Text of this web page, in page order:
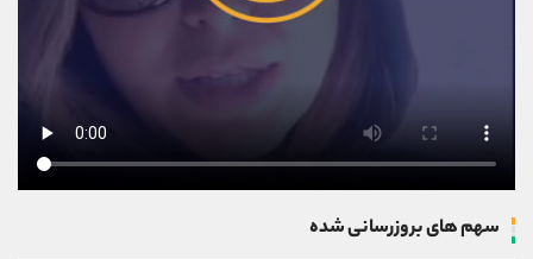
سهم های بروزرسانی شده